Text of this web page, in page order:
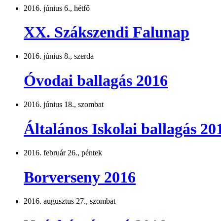
2016. június 6., hétfő
XX. Szákszendi Falunap
2016. június 8., szerda
Óvodai ballagás 2016
2016. június 18., szombat
Általános Iskolai ballagás
2016. február 26., péntek
Borverseny 2016
2016. augusztus 27., szombat